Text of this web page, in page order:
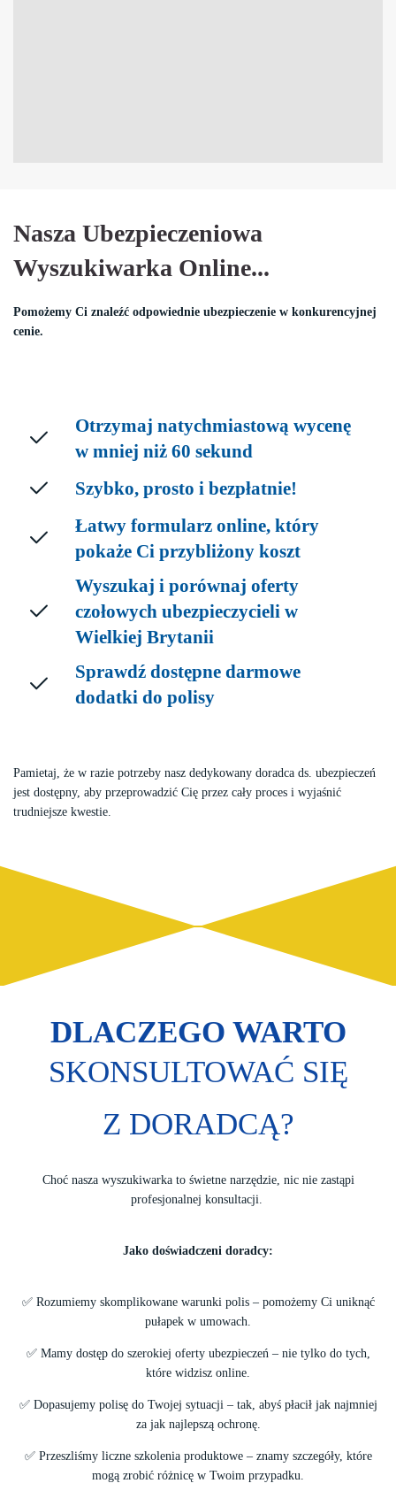
Nasza Ubezpieczeniowa
Wyszukiwarka Online...
Pomożemy Ci znaleźć odpowiednie ubezpieczenie w konkurencyjnej
cenie.
Otrzymaj natychmiastową wycenę
w mniej niż 60 sekund
Szybko, prosto i bezpłatnie!
Łatwy formularz online, który
pokaże Ci przybliżony koszt
Wyszukaj i porównaj oferty
czołowych ubezpieczycieli w
Wielkiej Brytanii
Sprawdź dostępne darmowe
dodatki do polisy
Pamietaj, że w razie potrzeby nasz dedykowany doradca ds. ubezpieczeń
jest dostępny, aby przeprowadzić Cię przez cały proces i wyjaśnić
trudniejsze kwestie.
DLACZEGO WARTO
SKONSULTOWAĆ SIĘ
Z DORADCĄ?
Choć nasza wyszukiwarka to świetne narzędzie, nic nie zastąpi
profesjonalnej konsultacji.
Jako doświadczeni doradcy:
✅ Rozumiemy skomplikowane warunki polis – pomożemy Ci uniknąć
pułapek w umowach.
✅ Mamy dostęp do szerokiej oferty ubezpieczeń – nie tylko do tych,
które widzisz online.
✅ Dopasujemy polisę do Twojej sytuacji – tak, abyś płacił jak najmniej
za jak najlepszą ochronę.
✅ Przeszliśmy liczne szkolenia produktowe – znamy szczegóły, które
mogą zrobić różnicę w Twoim przypadku.